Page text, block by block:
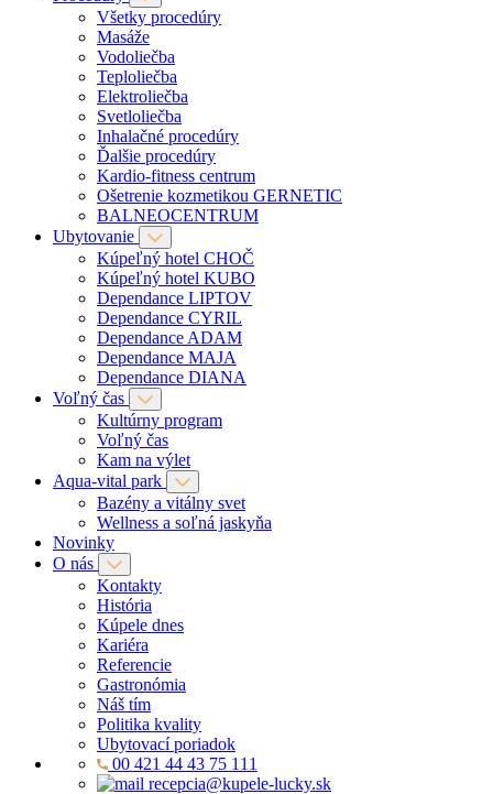
Všetky procedúry
Masáže
Vodoliečba
Teploliečba
Elektroliečba
Svetloliečba
Inhalačné procedúry
Ďalšie procedúry
Kardio-fitness centrum
Ošetrenie kozmetikou GERNETIC
BALNEOCENTRUM
Ubytovanie
Kúpeľný hotel CHOČ
Kúpeľný hotel KUBO
Dependance LIPTOV
Dependance CYRIL
Dependance ADAM
Dependance MAJA
Dependance DIANA
Voľný čas
Kultúrny program
Voľný čas
Kam na výlet
Aqua-vital park
Bazény a vitálny svet
Wellness a soľná jaskyňa
Novinky
O nás
Kontakty
História
Kúpele dnes
Kariéra
Referencie
Gastronómia
Náš tím
Politika kvality
Ubytovací poriadok
00 421 44 43 75 111
recepcia@kupele-lucky.sk